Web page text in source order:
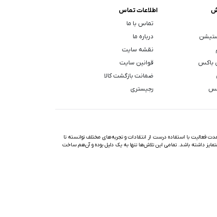
باکس
اطلاعات تماس
تماس با ما
درباره ما
نقشه سایت
قوانین سایت
ضمانت بازگشت کالا
رجیستری
با استفاده درست از انتقادات و تجربه‌های مختلف توانسته تا
داشته باشد. تمامی این تلاش‌ها تنها به یک دلیل بوده و آن‌هم ساخت